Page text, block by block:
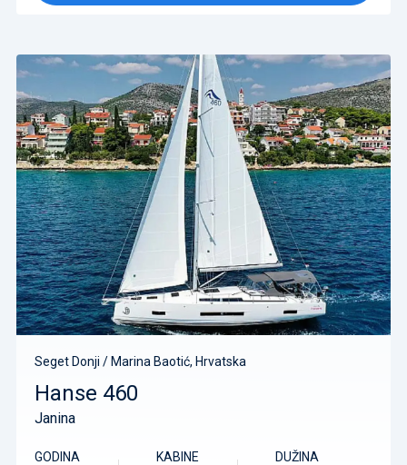
Seget Donji / Marina Baotić, Hrvatska
Hanse 460
Janina
GODINA KABINE DUŽINA